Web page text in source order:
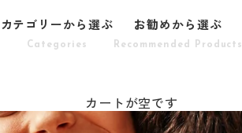
カテゴリーから選ぶ
Categories
お勧めから選ぶ
Recommended Products
カートが空です